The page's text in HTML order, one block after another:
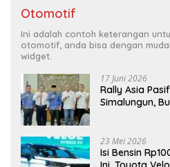
Otomotif
Ini adalah contoh keterangan
otomotif, anda bisa dengan
widget.
17 Juni 2026
Rally Asia
Simalungun,
23 Mei 2026
Isi Bensin